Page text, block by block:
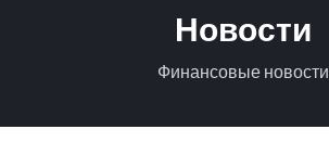
Новости
Финансовые новости